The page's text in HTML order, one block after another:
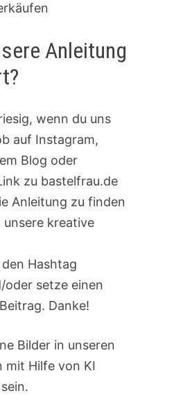
Anleitung
wenn du uns
auf Instagram,
Blog oder
zu bastelfrau.de
Anleitung zu finden
kreative
Hashtag
setze einen
Danke!
Bilder in unseren
mit Hilfe von KI